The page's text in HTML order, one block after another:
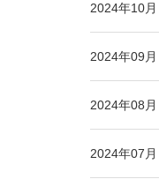
2024年10月
2024年09月
2024年08月
2024年07月